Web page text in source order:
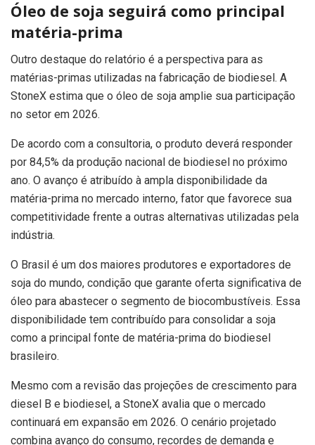
Óleo de soja seguirá como principal
matéria-prima
Outro destaque do relatório é a perspectiva para as
matérias-primas utilizadas na fabricação de biodiesel. A
StoneX estima que o óleo de soja amplie sua participação
no setor em 2026.
De acordo com a consultoria, o produto deverá responder
por 84,5% da produção nacional de biodiesel no próximo
ano. O avanço é atribuído à ampla disponibilidade da
matéria-prima no mercado interno, fator que favorece sua
competitividade frente a outras alternativas utilizadas pela
indústria.
O Brasil é um dos maiores produtores e exportadores de
soja do mundo, condição que garante oferta significativa de
óleo para abastecer o segmento de biocombustíveis. Essa
disponibilidade tem contribuído para consolidar a soja
como a principal fonte de matéria-prima do biodiesel
brasileiro.
Mesmo com a revisão das projeções de crescimento para
diesel B e biodiesel, a StoneX avalia que o mercado
continuará em expansão em 2026. O cenário projetado
combina avanço do consumo, recordes de demanda e